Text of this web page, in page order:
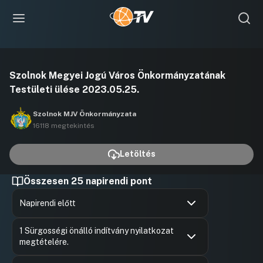
lejátszása
Szolnok Megyei Jogú Város Önkormányzatának
Testületi ülése 2023.05.25.
Szolnok MJV Önkormányzata
16118 megtekintés
Letöltés
Összesen 25 napirendi pont
Napirendi előtt
1 Sürgosségi önálló indítvány nyilatkozat
megtételére.